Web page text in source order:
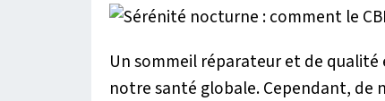
Un sommeil réparateur et de
notre santé globale. Cependant,